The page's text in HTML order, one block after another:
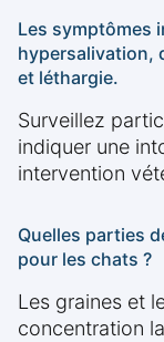
Les symptômes
hypersalivation,
et léthargie.
Surveillez
indiquer une
intervention
Quelles parties
pour les chats ?
Les graines et
concentration